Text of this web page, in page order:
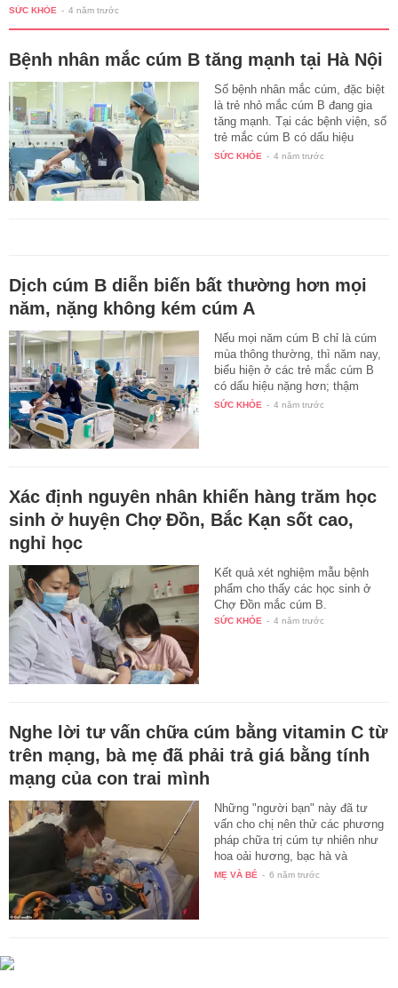
SỨC KHỎE - 4 năm trước
Bệnh nhân mắc cúm B tăng mạnh tại Hà Nội
Số bệnh nhân mắc cúm, đặc biệt
là trẻ nhỏ mắc cúm B đang gia
tăng mạnh. Tại các bệnh viện, số
trẻ mắc cúm B có dấu hiệu
nặng…
SỨC KHỎE - 4 năm trước
Dịch cúm B diễn biến bất thường hơn mọi
năm, nặng không kém cúm A
Nếu mọi năm cúm B chỉ là cúm
mùa thông thường, thì năm nay,
biểu hiện ở các trẻ mắc cúm B
có dấu hiệu nặng hơn; thậm
chí…
SỨC KHỎE - 4 năm trước
Xác định nguyên nhân khiến hàng trăm học
sinh ở huyện Chợ Đồn, Bắc Kạn sốt cao,
nghỉ học
Kết quả xét nghiệm mẫu bệnh
phẩm cho thấy các học sinh ở
Chợ Đồn mắc cúm B.
SỨC KHỎE - 4 năm trước
Nghe lời tư vấn chữa cúm bằng vitamin C từ
trên mạng, bà mẹ đã phải trả giá bằng tính
mạng của con trai mình
Những "người bạn" này đã tư
vấn cho chị nên thử các phương
pháp chữa trị cúm tự nhiên như
hoa oải hương, bạc hà và
vitamin…
MẸ VÀ BÉ - 6 năm trước